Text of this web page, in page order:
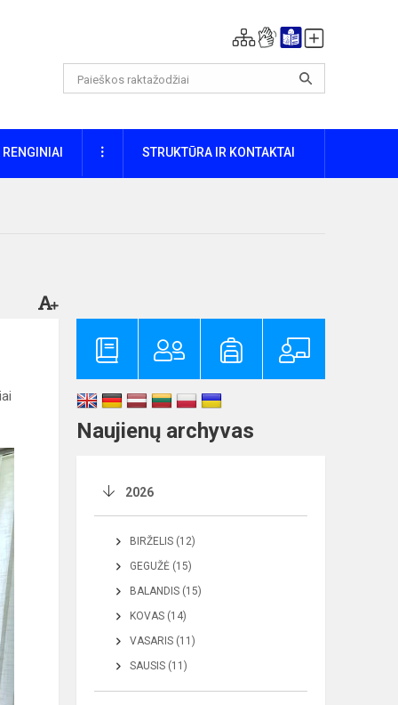
RENGINIAI DAUGIAUSTRUKTŪRA IR KONTAKTAI
Naujienų archyvas
2026
BIRŽELIS (12)
GEGUŽĖ (15)
BALANDIS (15)
KOVAS (14)
VASARIS (11)
SAUSIS (11)